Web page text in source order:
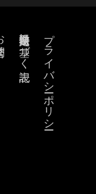
プライバシーポリシー
特定商取引法に基づく表記